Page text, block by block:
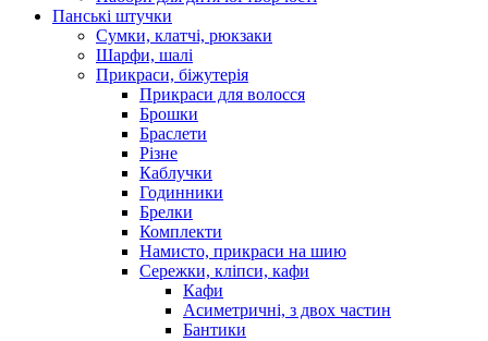
Панські штучки
Сумки, клатчі, рюкзаки
Шарфи, шалі
Прикраси, біжутерія
Прикраси для волосся
Брошки
Браслети
Різне
Каблучки
Годинники
Брелки
Комплекти
Намисто, прикраси на шию
Сережки, кліпси, кафи
Кафи
Асиметричні, з двох частин
Бантики